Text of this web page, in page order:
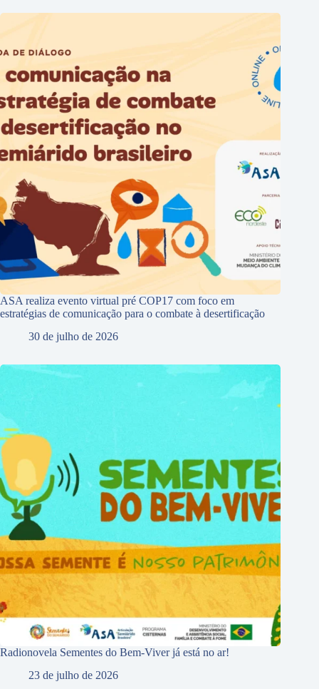
ASA realiza evento virtual pré COP17 com foco em
estratégias de comunicação para o combate à desertificação
30 de julho de 2026
Radionovela Sementes do Bem-Viver já está no ar!
23 de julho de 2026